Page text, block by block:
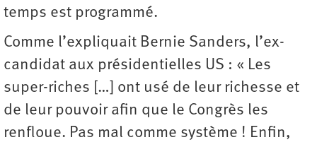
temps est programmé.
Comme l’expliquait Bernie Sanders, l’ex-
candidat aux présidentielles US : « Les
super-riches […] ont usé de leur richesse et
de leur pouvoir afin que le Congrès les
renfloue. Pas mal comme système ! Enfin,